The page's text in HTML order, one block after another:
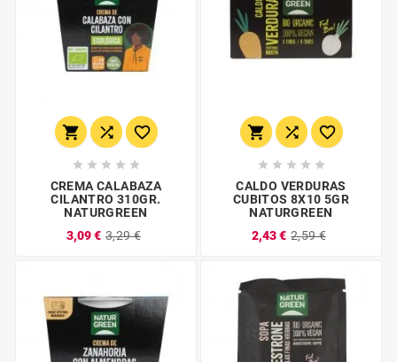
  
    
CREMA CALABAZA
CILANTRO 310GR.
NATURGREEN
3,09 € 3,29 €
  
    
CALDO VERDURAS
CUBITOS 8X10 5GR
NATURGREEN
2,43 € 2,59 €